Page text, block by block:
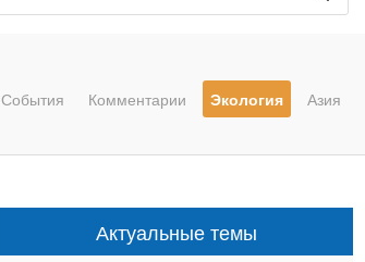
События Комментарии Экология Азия
Актуальные темы